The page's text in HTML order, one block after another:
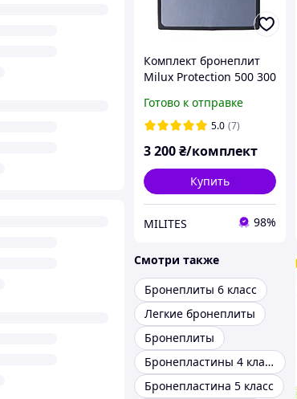
Комплект бронеплит
Milux Protection 500 300
ДСТУ
Готово к отправке
5.0 (7)
3 200₴/комплект
Купить
MILITES 98%
Смотри также
Бронеплиты 6 класс
Легкие бронеплиты
Бронеплиты
Бронепластины 4 класса
Бронепластина 5 класс